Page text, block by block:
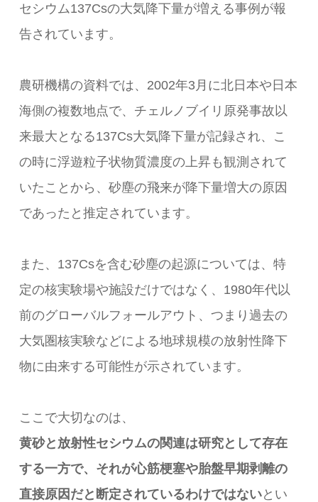
セシウム137Csの大気降下量が増える事例が報
告されています。
農研機構の資料では、2002年3月に北日本や日本
海側の複数地点で、チェルノブイリ原発事故以
来最大となる137Cs大気降下量が記録され、こ
の時に浮遊粒子状物質濃度の上昇も観測されて
いたことから、砂塵の飛来が降下量増大の原因
であったと推定されています。
また、137Csを含む砂塵の起源については、特
定の核実験場や施設だけではなく、1980年代以
前のグローバルフォールアウト、つまり過去の
大気圏核実験などによる地球規模の放射性降下
物に由来する可能性が示されています。
ここで大切なのは、
黄砂と放射性セシウムの関連は研究として存在
する一方で、それが心筋梗塞や胎盤早期剥離の
直接原因だと断定されているわけではないとい